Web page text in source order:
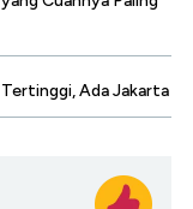
Ada Jakarta